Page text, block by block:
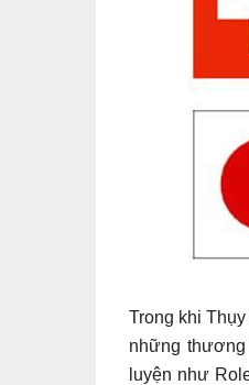
Trong khi
những
luyện như